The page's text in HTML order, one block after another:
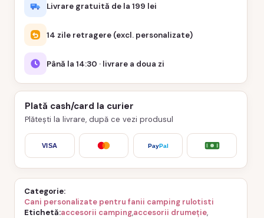
Livrare gratuită de la 199 lei
14 zile retragere (excl. personalizate)
Până la 14:30 · livrare a doua zi
Plată cash/card la curier
Plătești la livrare, după ce vezi produsul
VISA PayPal
Categorie
Cani personalizate pentru fanii camping rulotisti
Etichetă accesorii camping,accesorii drumeție,